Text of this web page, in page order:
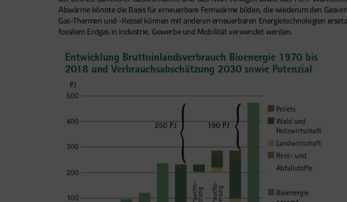
Abwärme könnte die Basis für erneuerbare Fernwärme bilden, die wiederum den
Gas-Thermen und -Kessel können mit anderen erneuerbaren Energietechnologien
fossilem Erdgas in Industrie, Gewerbe und Mobilität verwendet werden.